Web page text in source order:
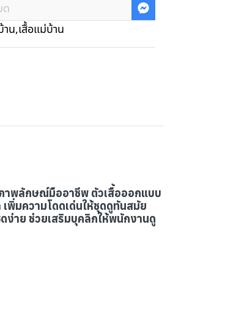
ด
น,เสื้อแม่บ้าน
ภาพลักษณ์มืออาชีพ ตัวเสื้อออกแบบ
พิ่มความโดดเด่นให้ชุดดูทันสมัย
ง่าย ช่วยเสริมบุคลิกให้พนักงานดู